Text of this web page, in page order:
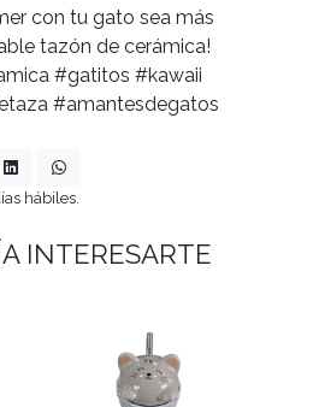
con tu gato sea más
tazón de cerámica!
#gatitos #kawaii
#amantesdegatos
hábiles.
INTERESARTE